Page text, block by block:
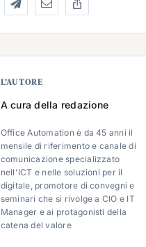
L’AUTORE
A cura della redazione
Office Automation è da 45 anni il
mensile di riferimento e canale di
comunicazione specializzato
nell'ICT e nelle soluzioni per il
digitale, promotore di convegni e
seminari che si rivolge a CIO e IT
Manager e ai protagonisti della
catena del valore